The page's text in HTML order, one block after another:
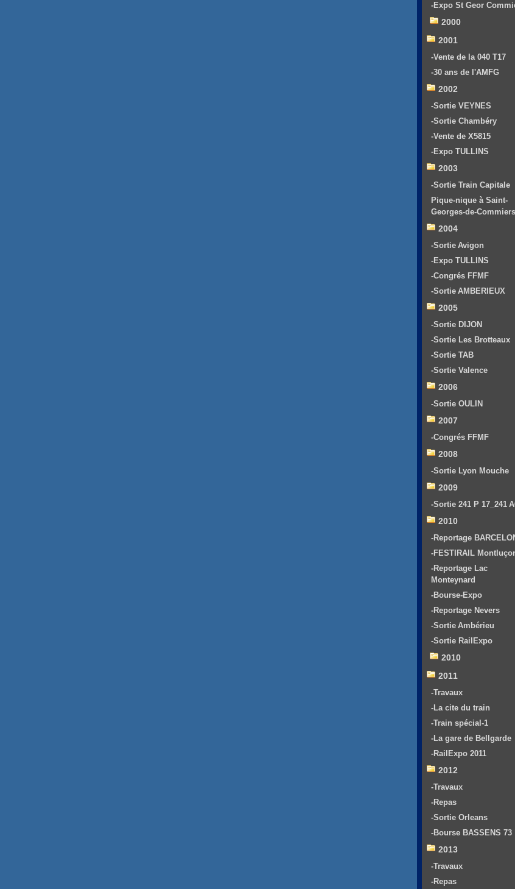
-Expo St Geor
2000
2001
-Vente de la 040 T17
-30 ans de l'AMFG
2002
-Sortie VEYNES
-Sortie Chambéry
-Vente de X5815
-Expo TULLINS
2003
-Sortie Train Capitale
Pique-nique à Saint-
Georges-de-Commiers
2004
-Sortie Avigon
-Expo TULLINS
-Congrés FFMF
-Sortie AMBERIEUX
2005
-Sortie DIJON
-Sortie Les Brotteaux
-Sortie TAB
-Sortie Valence
2006
-Sortie OULIN
2007
-Congrés FFMF
2008
-Sortie Lyon Mouche
2009
-Sortie 241 P 17_241
2010
-Reportage
-FESTIRAIL
-Reportage Lac
Monteynard
-Bourse-Expo
-Reportage Nevers
-Sortie Ambérieu
-Sortie RailExpo
2010
2011
-Travaux
-La cite du train
-Train spécial-1
-La gare de Bellgarde
-RailExpo 2011
2012
-Travaux
-Repas
-Sortie Orleans
-Bourse BASSENS 73
2013
-Travaux
-Repas